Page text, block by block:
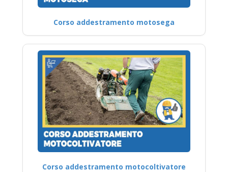
Corso addestramento motosega
Corso addestramento motocoltivatore